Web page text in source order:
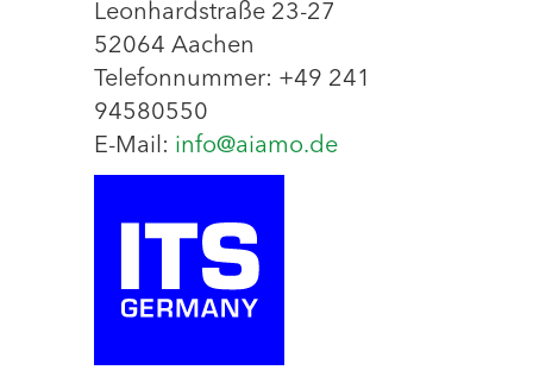
Leonhardstraße 23-27
52064 Aachen
Telefonnummer: +49 241
94580550
E-Mail: info@aiamo.de